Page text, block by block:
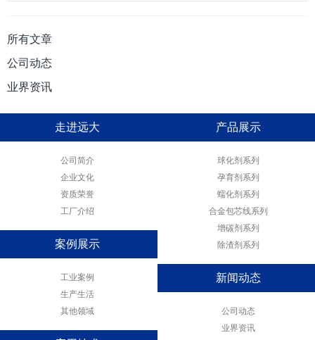
所有文章
公司动态
业界资讯
走进远大
公司简介
企业文化
资质荣誉
工厂介绍
产品展示
球化剂系列
孕育剂系列
蠕化剂系列
合金包芯线系列
增碳剂系列
除渣剂系列
案例展示
工业案例
生产生活
其他领域
新闻动态
公司动态
业界资讯